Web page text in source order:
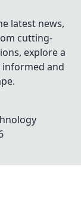
latest news,
cutting-
explore a
and